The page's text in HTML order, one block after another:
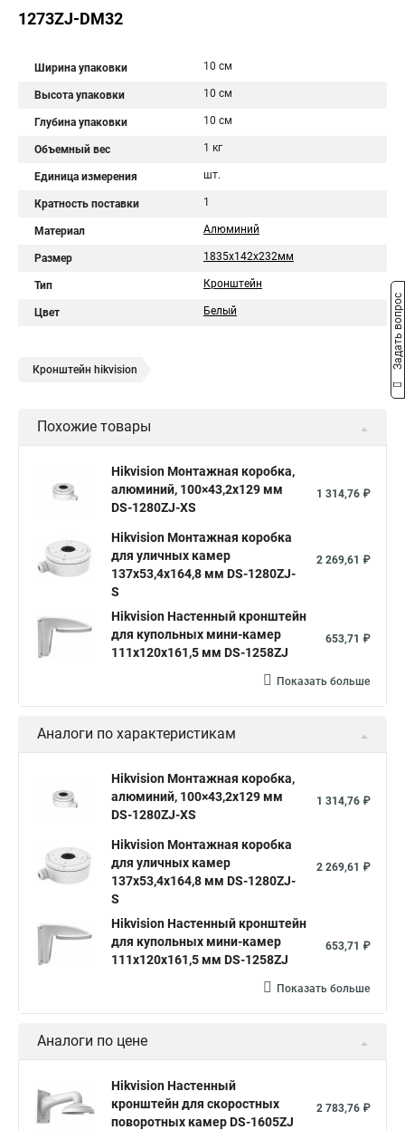
1273ZJ-DM32
Ширина упаковки 10 см
Высота упаковки 10 см
Глубина упаковки 10 см
Объемный вес 1 кг
Единица измерения шт.
Кратность поставки 1
Материал Алюминий
Размер 1835х142х232мм
Тип Кронштейн
Цвет Белый
Кронштейн hikvision
Похожие товары
Hikvision Монтажная коробка,
алюминий, 100×43,2x129 мм
DS-1280ZJ-XS
1 314,76 ₽
Hikvision Монтажная коробка
для уличных камер
137x53,4x164,8 мм DS-1280ZJ-
S
2 269,61 ₽
Hikvision Настенный кронштейн
для купольных мини-камер
111x120x161,5 мм DS-1258ZJ
653,71 ₽
Показать больше
Аналоги по характеристикам
Hikvision Монтажная коробка,
алюминий, 100×43,2x129 мм
DS-1280ZJ-XS
1 314,76 ₽
Hikvision Монтажная коробка
для уличных камер
137x53,4x164,8 мм DS-1280ZJ-
S
2 269,61 ₽
Hikvision Настенный кронштейн
для купольных мини-камер
111x120x161,5 мм DS-1258ZJ
653,71 ₽
Показать больше
Аналоги по цене
Hikvision Настенный
кронштейн для скоростных
поворотных камер DS-1605ZJ
2 783,76 ₽
Задать вопрос